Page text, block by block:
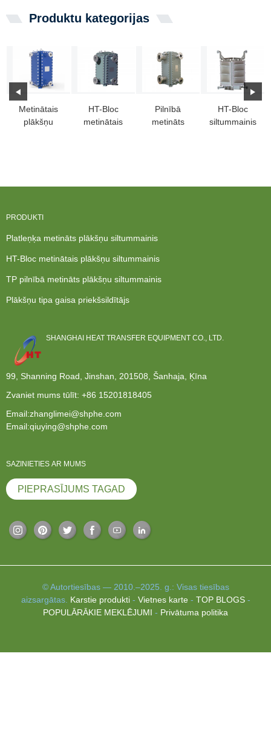
Produktu kategorijas
Metinātais
plākšņu
HT-Bloc
metinātais
Pilnībā
metināts
HT-Bloc
siltummainis
PRODUKTI
Platleņķa metināts plākšņu siltummainis
HT-Bloc metinātais plākšņu siltummainis
TP pilnībā metināts plākšņu siltummainis
Plākšņu tipa gaisa priekšsildītājs
SHANGHAI HEAT TRANSFER EQUIPMENT CO., LTD.
99, Shanning Road, Jinshan, 201508, Šanhaja, Ķīna
Zvaniet mums tūlīt: +86 15201818405
Email:zhanglimei@shphe.com
Email:qiuying@shphe.com
SAZINIETIES AR MUMS
PIEPRASĪJUMS TAGAD
© Autortiesības — 2010.–2025. g.: Visas tiesības
aizsargātas. Karstie produkti- Vietnes karte- TOP BLOGS-
POPULĀRĀKIE MEKLĒJUMI - Privātuma politika